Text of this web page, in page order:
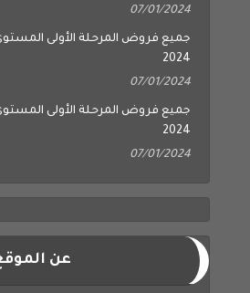
07/01/2024
2024
07/01/2024
2024
07/01/2024
عن